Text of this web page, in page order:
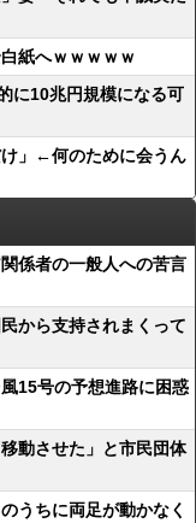
紙へｗｗｗｗｗ
に10兆円規模になる可
」←何のために会うん
係者の一般人への苦言
から支持されまくって
15号の予想進路に困惑
動させた」と市民団体
うちに両足が動かなく